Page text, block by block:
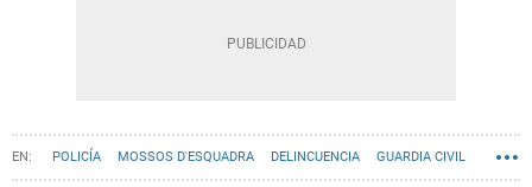
POLICÍA MOSSOS D'ESQUADRA DELINCUENCIA GUARDIA CIVIL